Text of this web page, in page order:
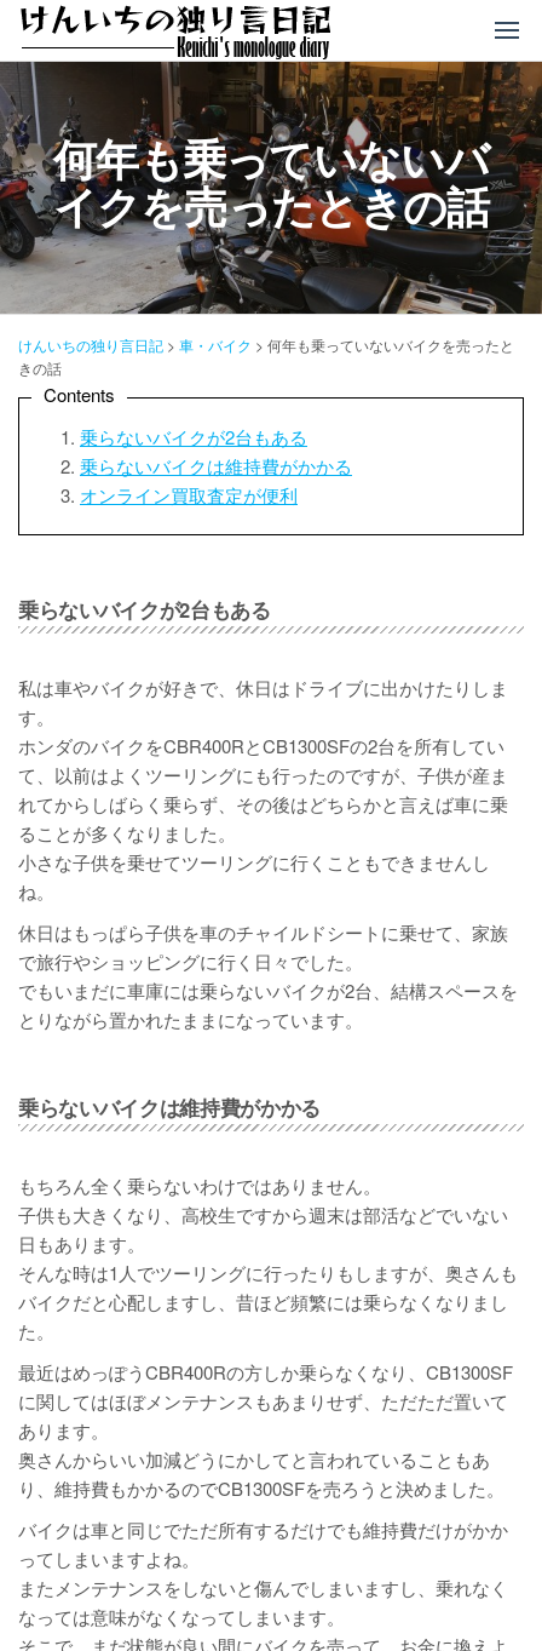
ン
ツ
へ
ス
キ
ッ
プ
何年も乗っていないバ
イクを売ったときの話
けんいちの独り言日記 > 車・バイク > 何年も乗っていないバイクを売ったと
きの話
Contents
乗らないバイクが2台もある
乗らないバイクは維持費がかかる
オンライン買取査定が便利
乗らないバイクが2台もある
私は車やバイクが好きで、休日はドライブに出かけたりしま
す。
ホンダのバイクをCBR400RとCB1300SFの2台を所有してい
て、以前はよくツーリングにも行ったのですが、子供が産ま
れてからしばらく乗らず、その後はどちらかと言えば車に乗
ることが多くなりました。
小さな子供を乗せてツーリングに行くこともできませんし
ね。
休日はもっぱら子供を車のチャイルドシートに乗せて、家族
で旅行やショッピングに行く日々でした。
でもいまだに車庫には乗らないバイクが2台、結構スペースを
とりながら置かれたままになっています。
乗らないバイクは維持費がかかる
もちろん全く乗らないわけではありません。
子供も大きくなり、高校生ですから週末は部活などでいない
日もあります。
そんな時は1人でツーリングに行ったりもしますが、奥さんも
バイクだと心配しますし、昔ほど頻繁には乗らなくなりまし
た。
最近はめっぽうCBR400Rの方しか乗らなくなり、CB1300SF
に関してはほぼメンテナンスもあまりせず、ただただ置いて
あります。
奥さんからいい加減どうにかしてと言われていることもあ
り、維持費もかかるのでCB1300SFを売ろうと決めました。
バイクは車と同じでただ所有するだけでも維持費だけがかか
ってしまいますよね。
またメンテナンスをしないと傷んでしまいますし、乗れなく
なっては意味がなくなってしまいます。
そこで、まだ状態が良い間にバイクを売って、お金に換えよ